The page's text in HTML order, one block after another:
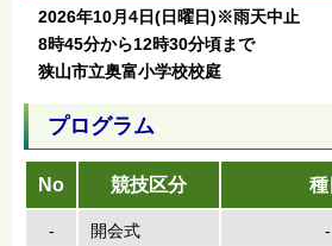
2026年10月4日(日曜日)※雨天中止
8時45分から12時30分頃まで
狭山市立奥富小学校校庭
プログラム
No 競技区分 種
- 開会式 -